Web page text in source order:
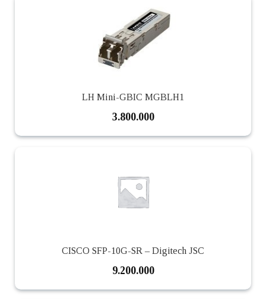
LH Mini-GBIC MGBLH1
3.800.000
CISCO SFP-10G-SR – Digitech JSC
9.200.000